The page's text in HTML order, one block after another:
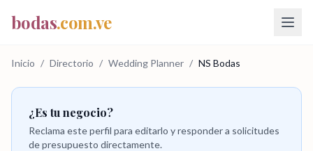
bodas.com.ve
Inicio / Directorio / Wedding Planner / NS Bodas
¿Es tu negocio?
Reclama este perfil para editarlo y responder a solicitudes
de presupuesto directamente.